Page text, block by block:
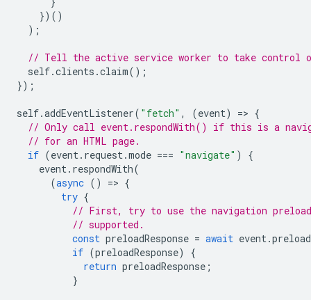
})()
);
// Tell the active service worker to take control
self.clients .claim();
});
self.addEventListener( "fetch" , (event) => {
// Only call event.respondWith() if this is a
// for an HTML page.
if (event . request .mode === "navigate" )
{
event . respondWith(
(async () => {
try {
// First, try to use the navigation
// supported.
const preloadResponse = await event .
if (preloadResponse)
{
return preloadResponse ;
}